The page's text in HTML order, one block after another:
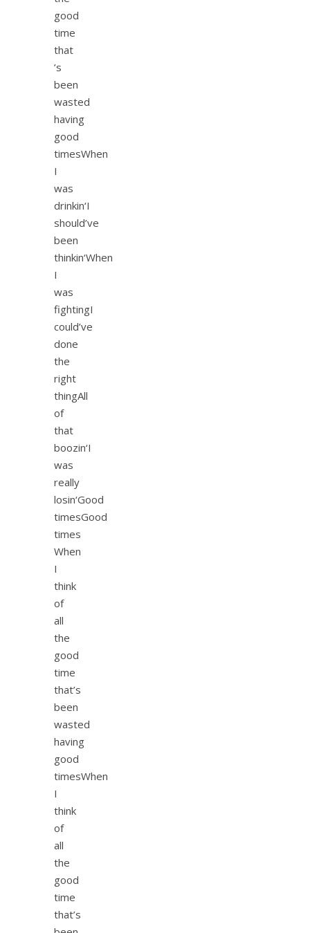
good
time
that
’s
been
wasted
having
good
timesWhen
I
was
drinkin‘I
should’ve
been
thinkin‘When
I
was
fightingI
could’ve
done
the
right
thingAll
of
that
boozin‘I
was
really
losin‘Good
timesGood
times
When
I
think
of
all
the
good
time
that’s
been
wasted
having
good
timesWhen
I
think
of
all
the
good
time
that’s